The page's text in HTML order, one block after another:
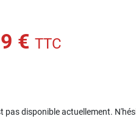
€ TTC
pas disponible actuellement.